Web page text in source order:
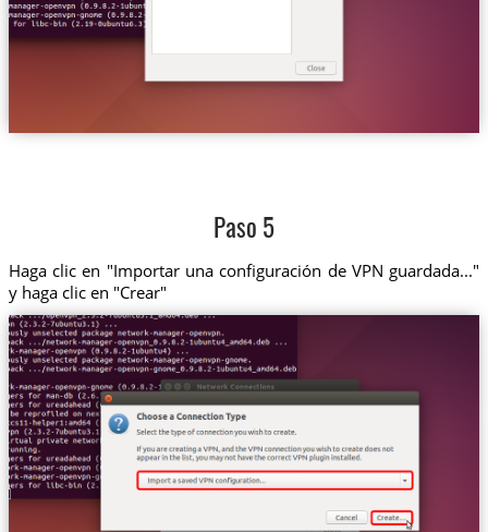
Paso 5
Haga clic en "Importar una configuración de VPN guardada..."
y haga clic en "Crear"